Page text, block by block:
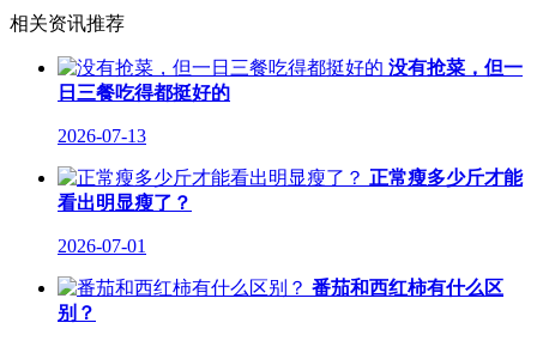
相关资讯推荐
没有抢菜，但一
日三餐吃得都挺好的
2026-07-13
正常瘦多少斤才能
看出明显瘦了？
2026-07-01
番茄和西红柿有什么区
别？